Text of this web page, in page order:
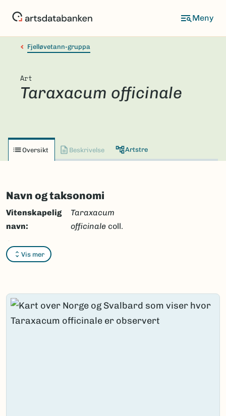
Fjelløvetann-gruppa
Art
Taraxacum officinale
Oversikt Beskrivelse Artstre
Navn og taksonomi
Vis mer
Vitenskapelig
navn:
Taraxacum
officinale coll.
Synonymer:
Bokmål:Ingen
Nordsamisk/Davvisámegiella:Ingen